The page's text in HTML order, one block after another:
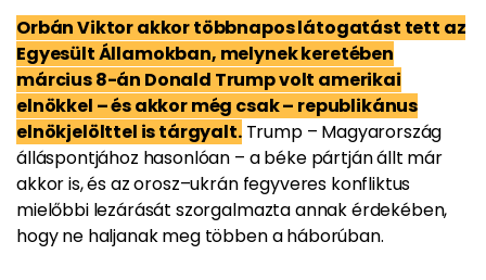
Orbán Viktor akkor többnapos látogatást tett az
Egyesült Államokban, melynek keretében
március 8-án Donald Trump volt amerikai
elnökkel – és akkor még csak – republikánus
elnökjelölttel is tárgyalt.Trump – Magyarország
álláspontjához hasonlóan – a béke pártján állt már
akkor is, és az orosz–ukrán fegyveres konfliktus
mielőbbi lezárását szorgalmazta annak érdekében,
hogy ne haljanak meg többen a háborúban.